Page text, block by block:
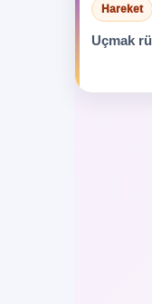
Hareket
Uçmak